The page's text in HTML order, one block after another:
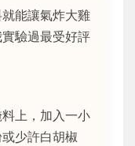
能讓氣炸大雞
驗過最受好評
上，加入一小
少許白胡椒